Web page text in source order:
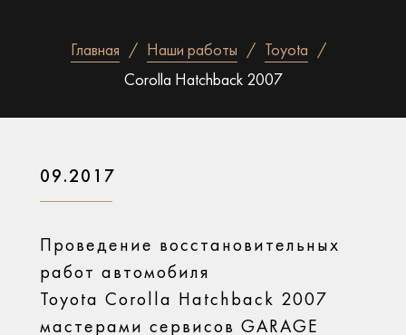
Главная Наши работы
Toyota
Corolla Hatchback 2007
09.2017
Проведение восстановительных
работ автомобиля
Toyota Corolla Hatchback 2007
мастерами сервисов GARAGE